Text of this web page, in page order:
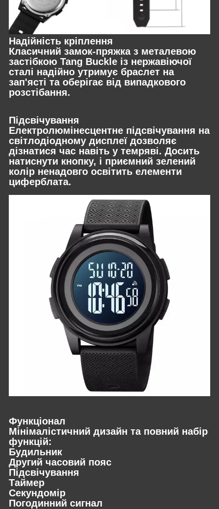
Надійність кріплення
Класичний замок-пряжка з металевою
застібкою Tang Buckle із нержавіючої
сталі надійно утримує браслет на
зап'ясті та оберігає від випадкового
розстібання.
Підсвічування
Електролюмінесцентне підсвічування на
світлодіодному дисплеї дозволяє
дізнатися час навіть у темряві. Досить
натиснути кнопку, і приємний зелений
колір ненадовго освітить елементи
циферблата.
Функціонал
Мінімалістичний дизайн та повний набір
функцій:
Будильник
Другий часовий пояс
Підсвічування
Таймер
Секундомір
Погодинний сигнал